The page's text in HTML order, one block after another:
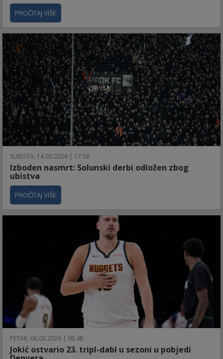
PROČITAJ VIŠE
SUBOTA, 14.03.2026 | 17:58
Izboden nasmrt: Solunski derbi odložen zbog
ubistva
PROČITAJ VIŠE
PETAK, 06.03.2026 | 08:48
Jokić ostvario 23. tripl-dabl u sezoni u pobjedi